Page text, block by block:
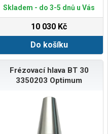
Skladem - do 3-5 dnů u Vás
10 030 Kč
Do košíku
Frézovací hlava BT 30
3350203 Optimum